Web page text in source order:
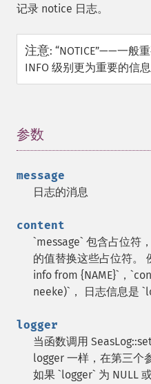
记录 notice 日志。
注意: “NOTICE”——一般
INFO 级别更为重要的信息
参数
message
日志的消息
content
`message` 包含占位符
的值替换这些占位符。
info from {NAME}`，
neeke)`， 日志信息是
logger
当函数调用
logger 一样，在第三个
如果 `logger` 为 NULL